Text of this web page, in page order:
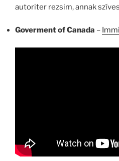
autoriter rezsim, annak
Goverment of Canada –